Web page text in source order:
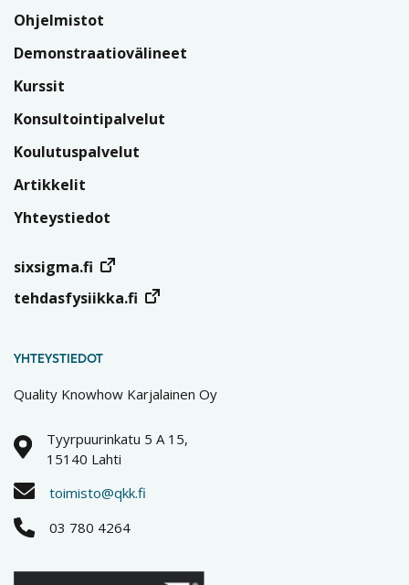
Ohjelmistot
Demonstraatiovälineet
Kurssit
Konsultointipalvelut
Koulutuspalvelut
Artikkelit
Yhteystiedot
sixsigma.fi
tehdasfysiikka.fi
YHTEYSTIEDOT
Quality Knowhow Karjalainen Oy
Tyyrpuurinkatu 5 A 15,
15140 Lahti
toimisto@qkk.fi
03 780 4264